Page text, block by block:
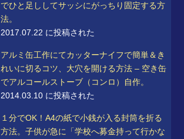
でひと足ししてサッシにがっちり固定する方
法。
2017.07.22 に投稿された
アルミ缶工作にてカッターナイフで簡単＆き
れいに切るコツ、大穴を開ける方法 – 空き缶
でアルコールストーブ（コンロ）自作。
2014.03.10 に投稿された
１分でOK！A4の紙で小銭が入る封筒を折る
方法。子供が急に「学校へ募金持って行かな